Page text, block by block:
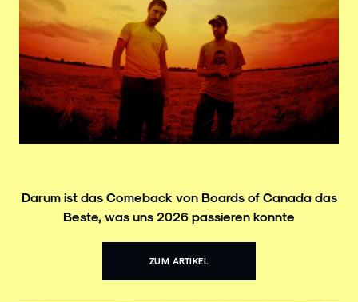
Darum ist das Comeback von Boards of Canada das
Beste, was uns 2026 passieren konnte
ZUM ARTIKEL